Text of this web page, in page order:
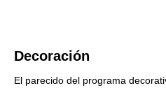
Decoración
El parecido del programa